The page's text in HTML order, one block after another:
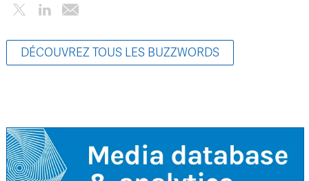
DÉCOUVREZ TOUS LES BUZZWORDS